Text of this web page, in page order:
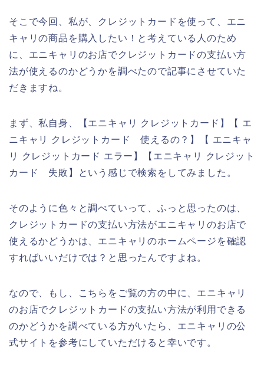
そこで今回、私が、クレジットカードを使って、エニ
キャリの商品を購入したい！と考えている人のため
に、エニキャリのお店でクレジットカードの支払い方
法が使えるのかどうかを調べたので記事にさせていた
だきますね。
まず、私自身、【エニキャリ クレジットカード】【 エ
ニキャリ クレジットカード 使えるの？】【 エニキャ
リ クレジットカード エラー】【エニキャリ クレジット
カード 失敗】という感じで検索をしてみました。
そのように色々と調べていって、ふっと思ったのは、
クレジットカードの支払い方法がエニキャリのお店で
使えるかどうかは、エニキャリのホームページを確認
すればいいだけでは？と思ったんですよね。
なので、もし、こちらをご覧の方の中に、エニキャリ
のお店でクレジットカードの支払い方法が利用できる
のかどうかを調べている方がいたら、エニキャリの公
式サイトを参考にしていただけると幸いです。